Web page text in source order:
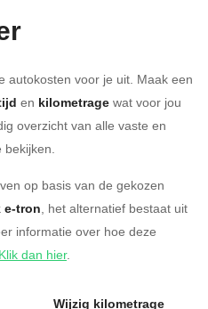
autokosten voor je uit. Maak een
en kilometrage wat voor jou
overzicht van alle vaste en
bekijken.
op basis van de gekozen
e-tron, het alternatief bestaat uit
informatie over hoe deze
Klik dan hier.
Wijzig kilometrage